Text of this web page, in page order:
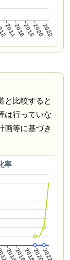
と比較すると
は行っていな
画等に基づき
率